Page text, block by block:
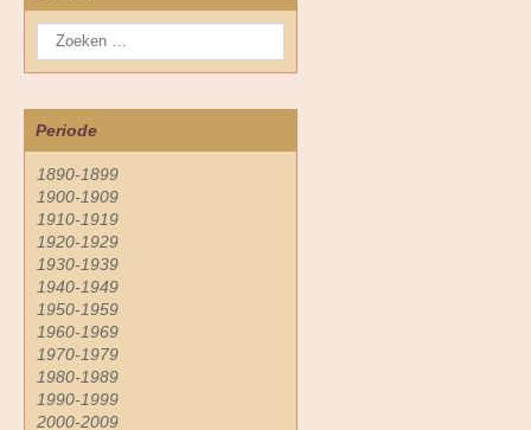
Periode
1890-1899
1900-1909
1910-1919
1920-1929
1930-1939
1940-1949
1950-1959
1960-1969
1970-1979
1980-1989
1990-1999
2000-2009